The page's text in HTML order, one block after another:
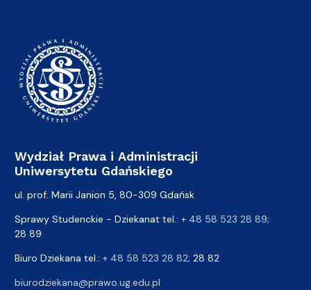
Wydział Prawa i Administracji
Uniwersytetu Gdańskiego
ul. prof. Marii Janion 5, 80-309 Gdańsk
Sprawy Studenckie - Dziekanat tel.: + 48 58 523 28 89;
28 89
Biuro Dziekana tel.: + 48 58 523 28 82; 28 82
biurodziekana@prawo.ug.edu.pl